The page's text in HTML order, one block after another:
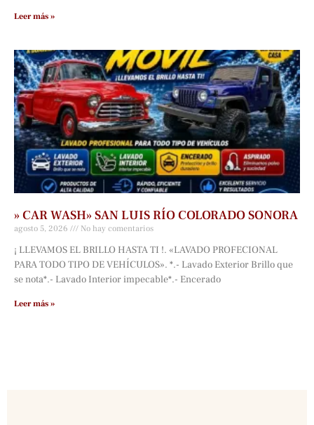
Leer más »
» CAR WASH» SAN LUIS RÍO COLORADO SONORA
agosto 5, 2026 No hay comentarios
¡ LLEVAMOS EL BRILLO HASTA TI !. «LAVADO PROFECIONAL
PARA TODO TIPO DE VEHÍCULOS». *.- Lavado Exterior Brillo que
se nota*.- Lavado Interior impecable*.- Encerado
Leer más »